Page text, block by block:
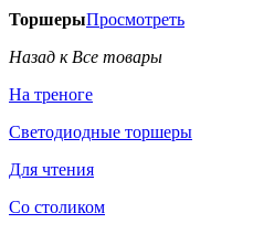
ТоршерыПросмотреть
Назад к Все товары
На треноге
Светодиодные торшеры
Для чтения
Со столиком